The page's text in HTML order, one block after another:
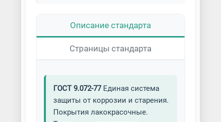
автомобиля
Порошковая покраска деталей
Порошковая покраска
дымоходов
Описание стандарта
Страницы стандарта
ГОСТ 9.072-77Единая система
защиты от коррозии и старения.
Покрытия лакокрасочные.